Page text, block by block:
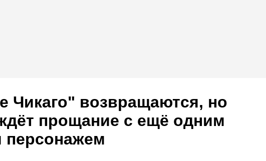
Чикаго" возвращаются, но
прощание с ещё одним